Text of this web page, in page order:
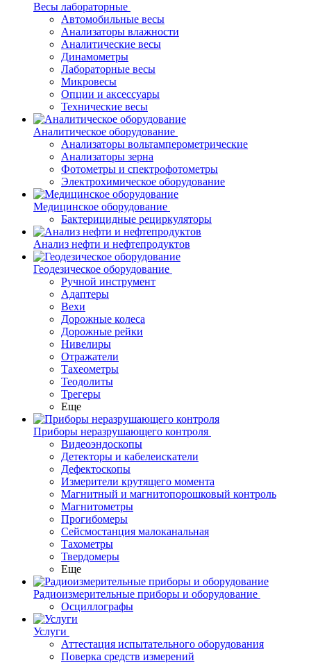
Весы лабораторные
Автомобильные весы
Анализаторы влажности
Аналитические весы
Динамометры
Лабораторные весы
Микровесы
Опции и аксессуары
Технические весы
Аналитическое оборудование
Анализаторы вольтамперометрические
Анализаторы зерна
Фотометры и спектрофотометры
Электрохимическое оборудование
Медицинское оборудование
Бактерицидные рециркуляторы
Анализ нефти и нефтепродуктов
Геодезическое оборудование
Ручной инструмент
Адаптеры
Вехи
Дорожные колеса
Дорожные рейки
Нивелиры
Отражатели
Тахеометры
Теодолиты
Трегеры
Еще
Приборы неразрушающего контроля
Видеоэндоскопы
Детекторы и кабелеискатели
Дефектоскопы
Измерители крутящего момента
Магнитный и магнитопорошковый контроль
Магнитометры
Прогибомеры
Сейсмостанция малоканальная
Тахометры
Твердомеры
Еще
Радиоизмерительные приборы и оборудование
Осциллографы
Услуги
Аттестация испытательного оборудования
Поверка средств измерений